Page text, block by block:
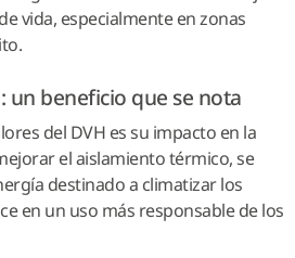
vida, especialmente en zonas
un beneficio que se nota
del DVH es su impacto en la
el aislamiento térmico, se
destinado a climatizar los
en un uso más responsable de los